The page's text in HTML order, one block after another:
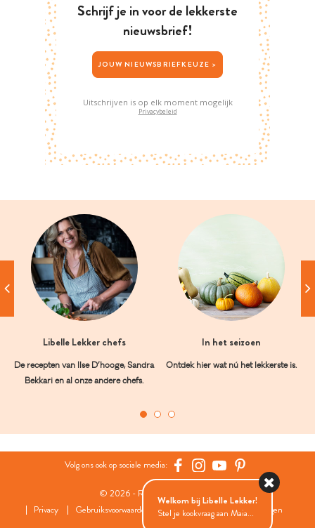
Schrijf je in voor de lekkerste
nieuwsbrief!
JOUW NIEUWSBRIEFKEUZE >
Uitschrijven is op elk moment mogelijk
Privacybeleid
Libelle Lekker chefs
De recepten van Ilse D’hooge, Sandra
Bekkari en al onze andere chefs.
In het seizoen
Ontdek hier wat nú het lekkerste is.
Volg ons ook op sociale media:
© 2026 - Roularta Media Group
Privacy
Gebruiksvoorwaarden Cookies
Cookies instellingen
Welkom bij Libelle Lekker!
Stel je kookvraag aan Maia...